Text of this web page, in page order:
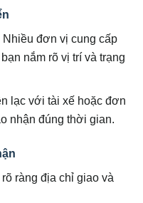
đơn vị cung cấp
nắm rõ vị trí và trạng
lạc với tài xế hoặc đơn
nhận đúng thời gian.
ràng địa chỉ giao và